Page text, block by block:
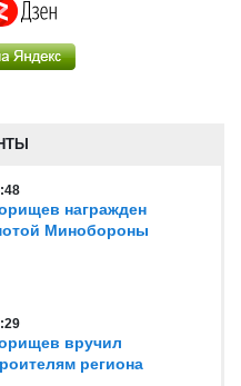
награжден
Минобороны
вручил
региона